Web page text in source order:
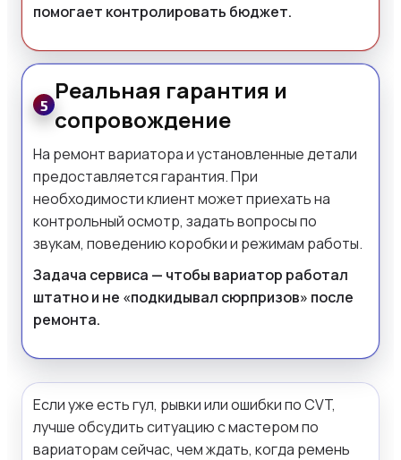
помогает контролировать бюджет.
5 Реальная гарантия и
сопровождение
На ремонт вариатора и установленные детали
предоставляется гарантия. При
необходимости клиент может приехать на
контрольный осмотр, задать вопросы по
звукам, поведению коробки и режимам работы.
Задача сервиса — чтобы вариатор работал
штатно и не «подкидывал сюрпризов» после
ремонта.
Если уже есть гул, рывки или ошибки по CVT,
лучше обсудить ситуацию с мастером по
вариаторам сейчас, чем ждать, когда ремень